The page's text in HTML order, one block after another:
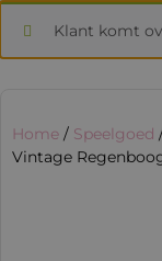
Klant komt
Home / Speelgoed
Vintage